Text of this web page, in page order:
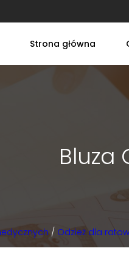
Strona główna
Bluza
/ Odzież dla